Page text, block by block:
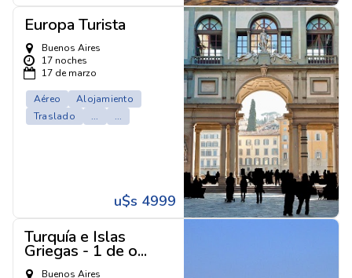
Europa Turista
Buenos Aires
17 noches
17 de marzo
Aéreo
Alojamiento
Traslado
... ...
u$s 4999
Turquía e Islas
Griegas - 1 de o...
Buenos Aires